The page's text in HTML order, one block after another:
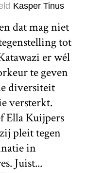
Kasper Tinus
dat mag niet
tot
er wél
te geven
diversiteit
versterkt.
Ella Kuijpers
pleit tegen
in
Juist...